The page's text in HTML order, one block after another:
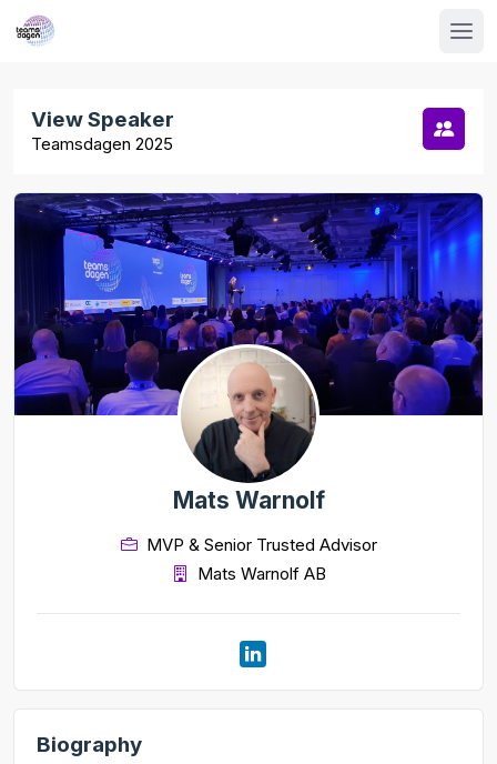
View Speaker
Teamsdagen 2025
Mats Warnolf
MVP & Senior Trusted Advisor
Mats Warnolf AB
Biography